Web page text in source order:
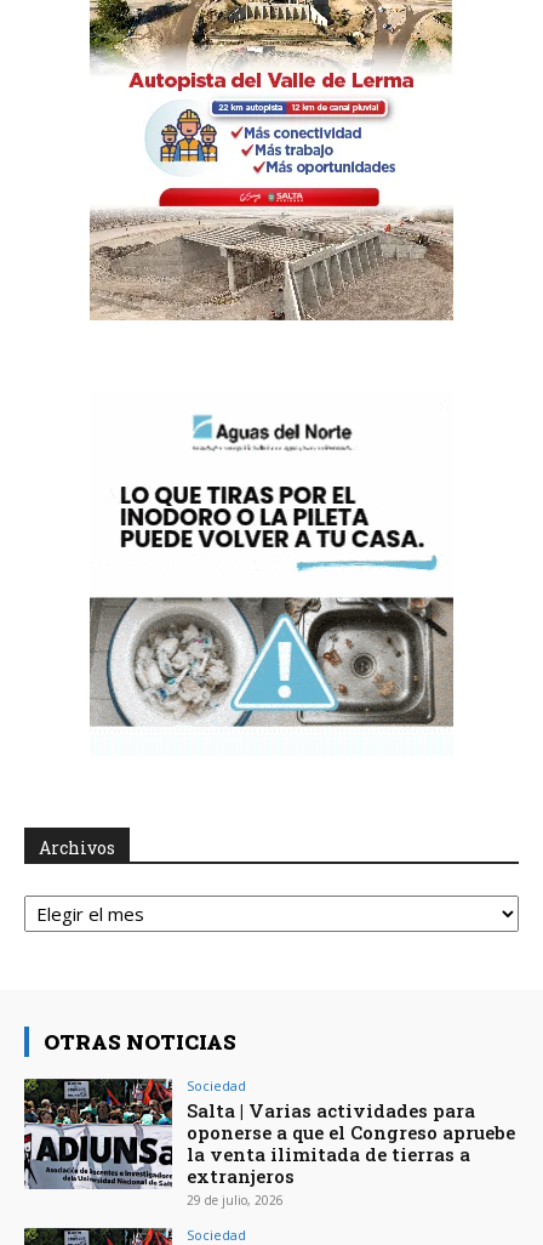
Archivos
Archivos
OTRAS NOTICIAS
Sociedad
Salta | Varias actividades para
oponerse a que el Congreso apruebe
la venta ilimitada de tierras a
extranjeros
29 de julio, 2026
Sociedad